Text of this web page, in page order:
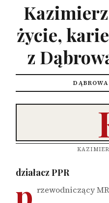
życie,
z
działacz PPR
p rzewodniczący